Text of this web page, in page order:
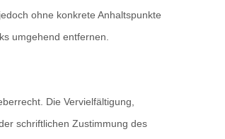
ohne konkrete Anhaltspunkte
umgehend entfernen.
Die Vervielfältigung,
schriftlichen Zustimmung des